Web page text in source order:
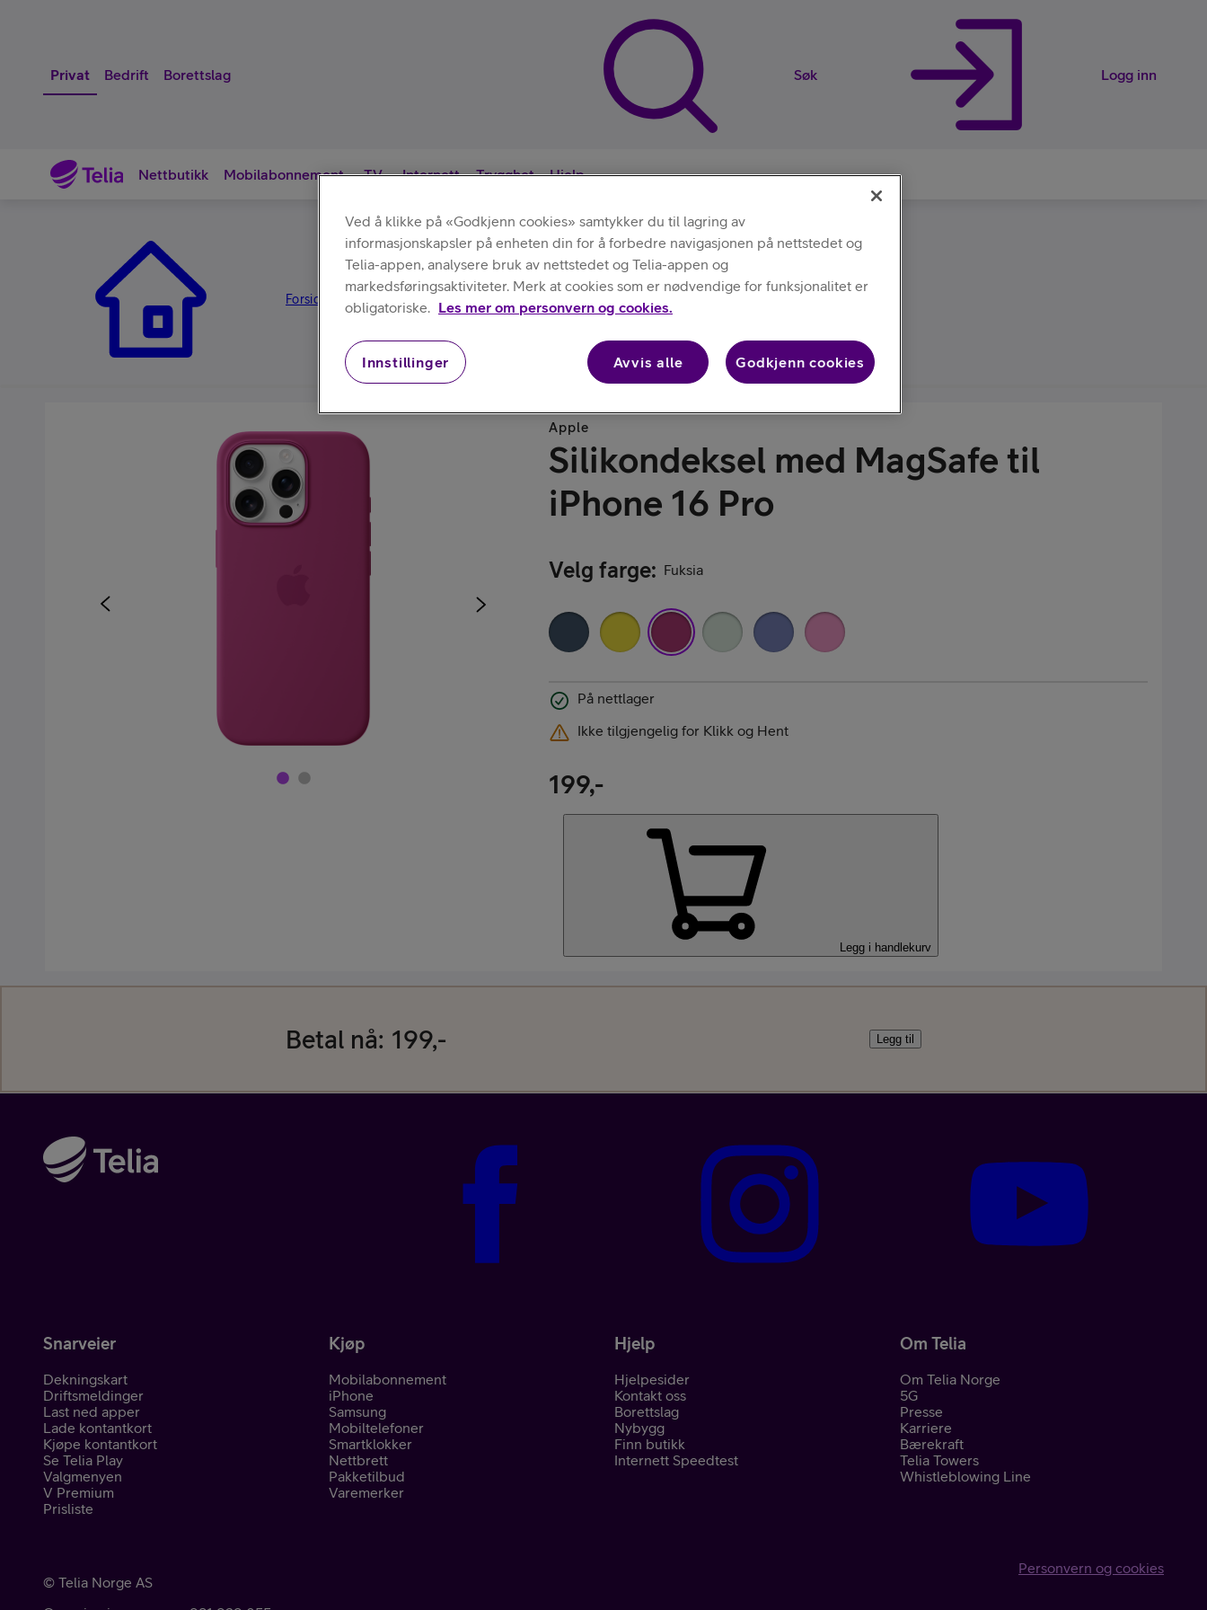
Privat Bedrift Borettslag Søk Logg inn
Nettbutikk
Nettbutikk
Kjøp smartklokke
Våre varemerker
Nyttige snarveier
Kjøp Google Pixel
Kampanjer
Mobilabonnement TV Internett Trygghet Hjelp
Forsiden Deksler
Apple
Silikondeksel med MagSafe til
iPhone 16 Pro
Velg farge: Fuksia
På nettlager
Ikke tilgjengelig for Klikk og Hent
199,-
Legg i handlekurv
Betal nå: 199,- Legg til
Snarveier
Dekningskart
Driftsmeldinger
Last ned apper
Lade kontantkort
Kjøpe kontantkort
Se Telia Play
Valgmenyen
V Premium
Prisliste
Kjøp
Mobilabonnement
iPhone
Samsung
Mobiltelefoner
Smartklokker
Nettbrett
Pakketilbud
Varemerker
Hjelp
Hjelpesider
Kontakt oss
Borettslag
Nybygg
Finn butikk
Internett Speedtest
Om Telia
Om Telia Norge
5G
Presse
Karriere
Bærekraft
Telia Towers
Whistleblowing Line
© Telia Norge AS
Personvern og cookies
Ved å klikke på «Godkjenn cookies» samtykker du til lagring av
informasjonskapsler på enheten din for å forbedre navigasjonen på nettstedet og
Telia-appen, analysere bruk av nettstedet og Telia-appen og
markedsføringsaktiviteter. Merk at cookies som er nødvendige for funksjonalitet er
obligatoriske.
Les mer om personvern og cookies.
Innstillinger Avvis alle Godkjenn cookies